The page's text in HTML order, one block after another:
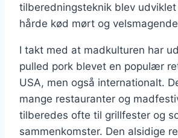
tilberedningsteknik blev
hårde kød mørt og
I takt med at madkulturen har
pulled pork blevet en populær
USA, men også internationalt.
mange restauranter og
tilberedes ofte til grillfester og
sammenkomster. Den alsidige